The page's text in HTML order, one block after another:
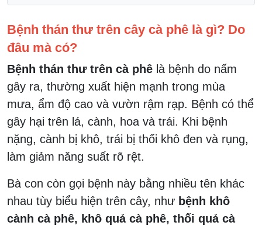
Bệnh thán thư trên cây cà phê là gì? Do
đâu mà có?
Bệnh thán thư trên cà phê là bệnh do nấm
gây ra, thường xuất hiện mạnh trong mùa
mưa, ẩm độ cao và vườn rậm rạp. Bệnh có thể
gây hại trên lá, cành, hoa và trái. Khi bệnh
nặng, cành bị khô, trái bị thối khô đen và rụng,
làm giảm năng suất rõ rệt.
Bà con còn gọi bệnh này bằng nhiều tên khác
nhau tùy biểu hiện trên cây, như bệnh khô
cành cà phê, khô quả cà phê, thối quả cà